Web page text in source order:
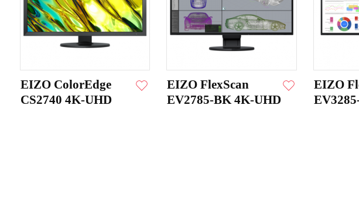
EIZO ColorEdge
CS2740 4K-UHD
EIZO FlexScan
EV2785-BK 4K-UHD
EIZO